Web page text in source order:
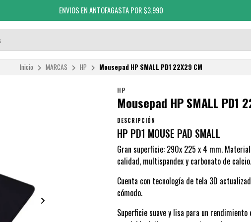
ENVIOS EN ANTOFAGASTA POR $3.990
Inicio MARCAS HP Mousepad HP SMALL PD1 22X29 CM
HP
Mousepad HP SMALL PD1
DESCRIPCIÓN
HP PD1 MOUSE PAD SMALL
Gran superficie: 290x 225 x 4 mm.
calidad, multispandex y carbonato de calcio.
Cuenta con tecnología de tela 3D
cómodo.
Superficie suave y lisa para un